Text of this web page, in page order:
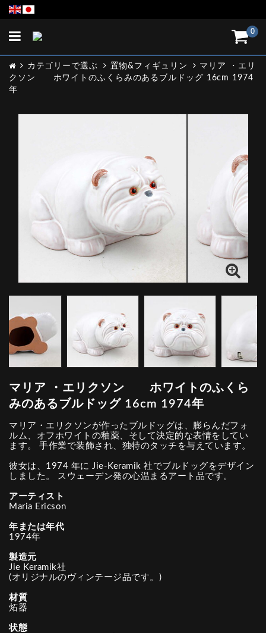
0
Toggle
カテゴリーで選ぶ 置物&フィギュリン
マリア ・エリ
クソン ホワイトのふくらみのあるブルドッグ 16cm 1974
年
マリア ・エリクソン ホワイトのふくら
みのあるブルドッグ 16cm 1974年
マリア・エリクソンが作ったブルドッグは、膨らんだフォ
ルム、オフホワイトの釉薬、そして決定的な表情をしてい
ます。 手作業で装飾され、独特のタッチを与えています。
彼女は、1974 年に Jie-Keramik 社でブルドッグをデザイン
しました。 スウェーデン発の心温まるアート品です。
アーティスト
Maria Ericson
年または年代
1974年
製造元
Jie Keramik社
(オリジナルのヴィンテージ品です。)
材質
炻器
状態